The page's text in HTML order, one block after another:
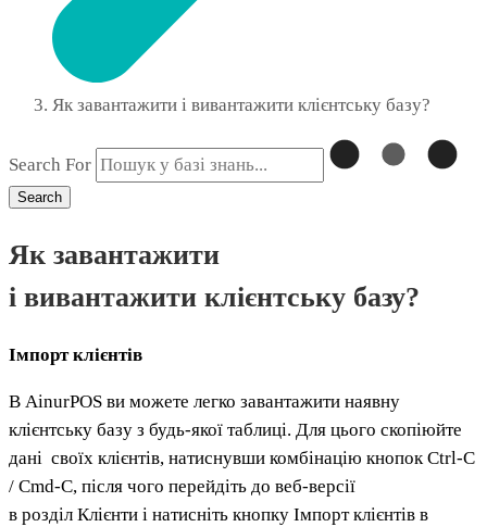
Як завантажити і вивантажити клієнтську базу?
Search For
Search
Як завантажити
і вивантажити клієнтську базу?
Імпортклієнтів
В AinurPOS ви можете легко завантажити наявну
клієнтську базу з будь-якої таблиці. Для цього скопіюйте
дані своїх клієнтів, натиснувши комбінацію кнопок Ctrl-C
/ Cmd-C, після чого перейдіть до веб-версії
в розділ Клієнти і натисніть кнопку Імпорт клієнтів в